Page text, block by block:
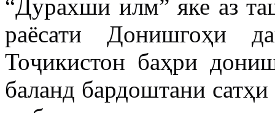
“Дурахши илм” яке аз
раёсати Донишгоҳи
Тоҷикистон баҳри
баланд бардоштани